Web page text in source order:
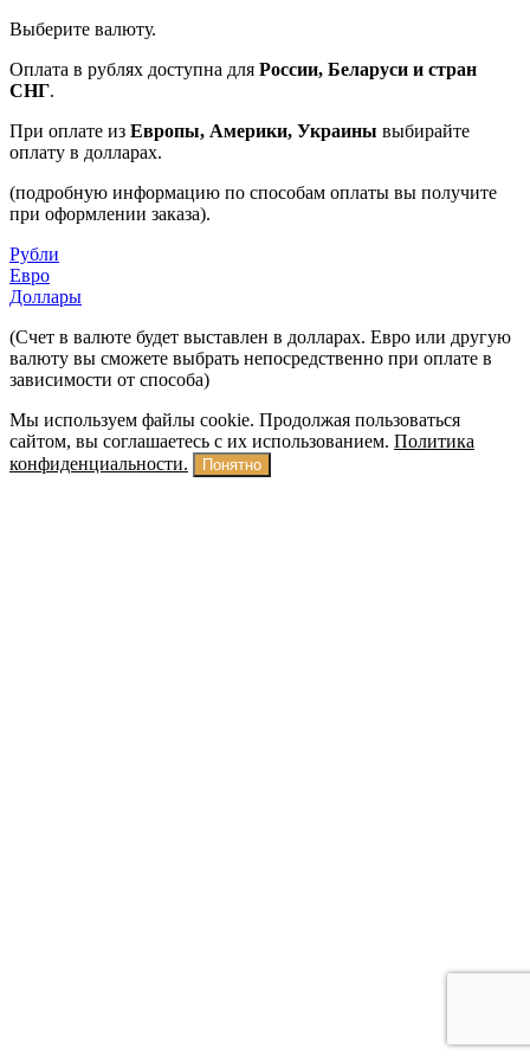
Выберите валюту.
Оплата в рублях доступна для России, Беларуси и стран
СНГ.
При оплате из Европы, Америки, Украины выбирайте
оплату в долларах.
(подробную информацию по способам оплаты вы получите
при оформлении заказа).
Рубли
Евро
Доллары
(Счет в валюте будет выставлен в долларах. Евро или другую
валюту вы сможете выбрать непосредственно при оплате в
зависимости от способа)
Мы используем файлы cookie. Продолжая пользоваться
сайтом, вы соглашаетесь с их использованием. Политика
конфиденциальности.
Понятно